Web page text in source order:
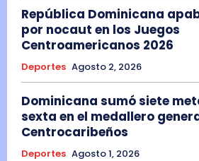
República Dominicana
por nocaut en los Juegos
Centroamericanos 2026
Deportes Agosto 2, 2026
Dominicana sumó siete
sexta en el medallero
Centrocaribeños
Deportes Agosto 1, 2026